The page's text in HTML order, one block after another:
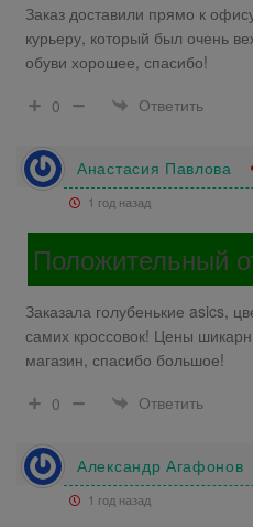
Заказ доставили прямо к
курьеру, который был очень
обуви хорошее, спасибо!
0
Ответить
Анастасия Павлова
1 год назад
Положительный
Заказала голубенькие asics,
самих кроссовок! Цены
магазин, спасибо большое!
0
Ответить
Александр Агафонов
1 год назад